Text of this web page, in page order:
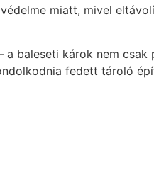
miatt, mivel
baleseti károk nem csak
fedett tároló